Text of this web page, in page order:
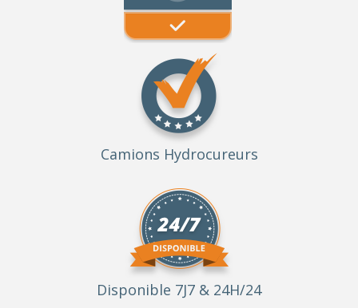
Camions Hydrocureurs
Disponible 7J7 & 24H/24